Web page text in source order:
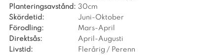
Planteringsavstånd: 30cm
Skördetid:
Juni-Oktober
Förodling:
Mars-April
Direktsås:
April-Augusti
Livstid:
Flerårig / Perenn